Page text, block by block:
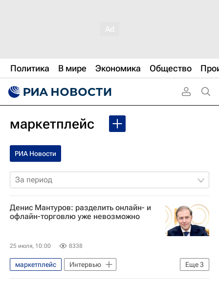
Политика В мире Экономика Общество
маркетплейс
РИА Новости
За период
Денис Мантуров: разделить онлайн- и
офлайн-торговлю уже невозможно
25 июля, 10:00 8338
Еще3
маркетплейс
Интервью
Денис Мантуров
Торговля